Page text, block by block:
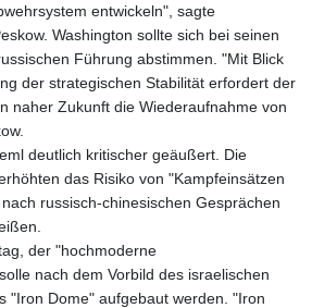
entwickeln", sagte
Washington sollte sich bei seinen
Führung abstimmen. "Mit Blick
der strategischen Stabilität erfordert der
naher Zukunft die Wiederaufnahme von
deutlich kritischer geäußert. Die
das Risiko von "Kampfeinsätzen
russisch-chinesischen Gesprächen
der "hochmoderne
nach dem Vorbild des israelischen
"Iron Dome" aufgebaut werden. "Iron